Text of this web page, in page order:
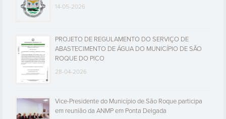
14-05-2026
PROJETO DE REGULAMENTO DO SERVIÇO DE
ABASTECIMENTO DE ÁGUA DO MUNICÍPIO DE SÃO
ROQUE DO PICO
28-04-2026
Vice-Presidente do Município de São Roque participa
em reunião da ANMP em Ponta Delgada